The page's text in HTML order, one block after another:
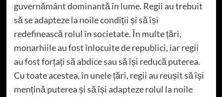
guvernământ dominantă în lume. Regii au trebuit
să se adapteze la noile condiții și să își
redefinească rolul în societate. În multe țări,
monarhiile au fost înlocuite de republici, iar regii
au fost forțați să abdice sau să își reducă puterea.
Cu toate acestea, în unele țări, regii au reușit să își
mențină puterea și să își adapteze rolul la noile